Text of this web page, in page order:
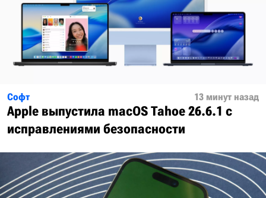
Софт 13 минут назад
Apple выпустила macOS Tahoe 26.6.1 с
исправлениями безопасности